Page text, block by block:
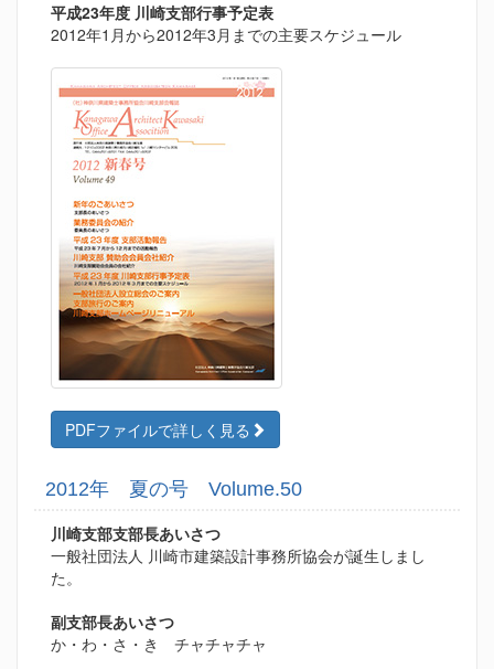
平成23年度 川崎支部行事予定表
2012年1月から2012年3月までの主要スケジュール
PDFファイルで詳しく見る
2012年 夏の号 Volume.50
川崎支部支部長あいさつ
一般社団法人 川崎市建築設計事務所協会が誕生しまし
た。
副支部長あいさつ
か・わ・さ・き チャチャチャ